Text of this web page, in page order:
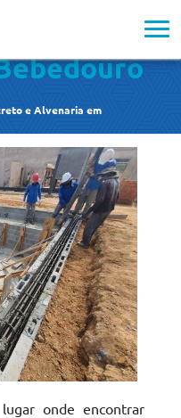
e
e Alvenaria em
onde encontrar